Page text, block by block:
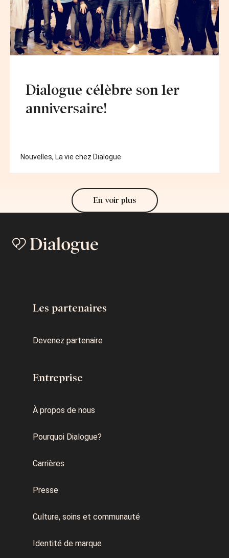
Dialogue célèbre son 1er
anniversaire!
Nouvelles, La vie chez Dialogue
En voir plus
Les partenaires
Devenez partenaire
Entreprise
À propos de nous
Pourquoi Dialogue?
Carrières
Presse
Culture, soins et communauté
Identité de marque